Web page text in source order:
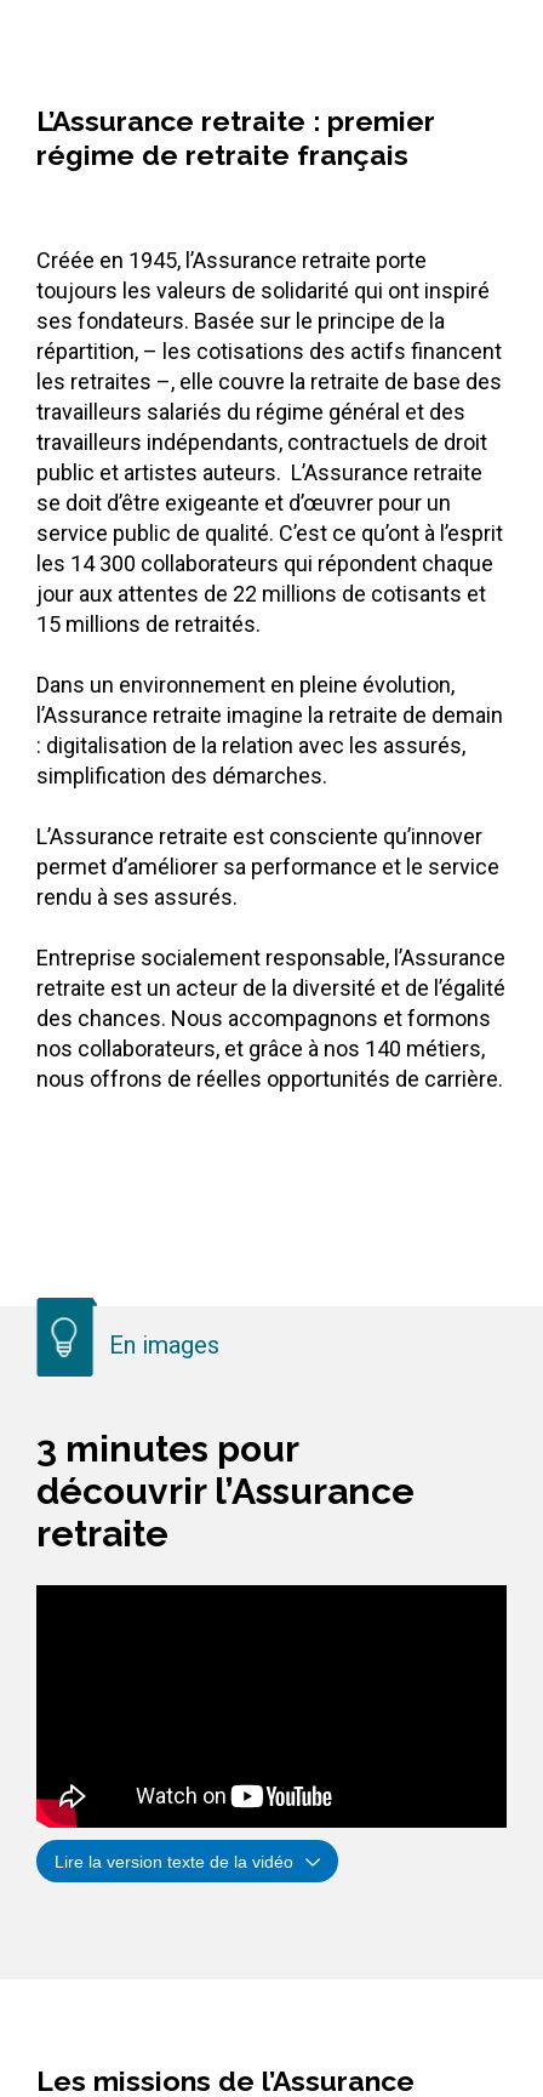
L’Assurance retraite : premier
régime de retraite français
Créée en 1945, l’Assurance retraite porte
toujours les valeurs de solidarité qui ont inspiré
ses fondateurs. Basée sur le principe de la
répartition, – les cotisations des actifs financent
les retraites –, elle couvre la retraite de base des
travailleurs salariés du régime général et des
travailleurs indépendants, contractuels de droit
public et artistes auteurs. L’Assurance retraite
se doit d’être exigeante et d’œuvrer pour un
service public de qualité. C’est ce qu’ont à l’esprit
les 14 300 collaborateurs qui répondent chaque
jour aux attentes de 22 millions de cotisants et
15 millions de retraités.
Dans un environnement en pleine évolution,
l’Assurance retraite imagine la retraite de demain
: digitalisation de la relation avec les assurés,
simplification des démarches.
L’Assurance retraite est consciente qu’innover
permet d’améliorer sa performance et le service
rendu à ses assurés.
Entreprise socialement responsable, l’Assurance
retraite est un acteur de la diversité et de l’égalité
des chances. Nous accompagnons et formons
nos collaborateurs, et grâce à nos 140 métiers,
nous offrons de réelles opportunités de carrière.
En images
3 minutes pour
découvrir l’Assurance
retraite
Lire la version texte de la vidéo
Les missions de l’Assurance